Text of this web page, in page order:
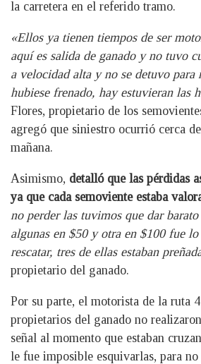
la carretera en el referido tramo.
«Ellos ya tienen tiempos de ser
aquí es salida de ganado y no tuvo
a velocidad alta y no se detuvo para
hubiese frenado, hay estuvieran las
Flores, propietario de los
agregó que siniestro ocurrió cerca
mañana.
Asimismo, detalló que las pérdidas
ya que cada semoviente estaba
no perder las tuvimos que dar barato
algunas en $50 y otra en $100 fue
rescatar, tres de ellas estaban
propietario del ganado.
Por su parte, el motorista de la ruta
propietarios del ganado no
señal al momento que estaban
le fue imposible esquivarlas, para